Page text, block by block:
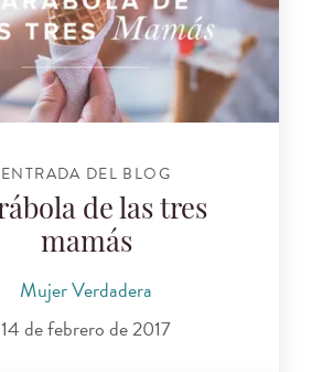
ENTRADA DEL BLOG
de las tres
mamás
Mujer Verdadera
14 de febrero de 2017